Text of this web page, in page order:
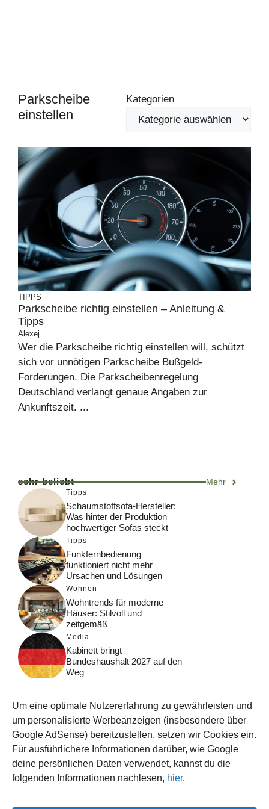
Um eine optimale Nutzererfahrung zu gewährleisten und
um personalisierte Werbeanzeigen (insbesondere über
Google AdSense) bereitzustellen, setzen wir Cookies ein.
Für ausführlichere Informationen darüber, wie Google
deine persönlichen Daten verwendet, kannst du die
folgenden Informationen nachlesen, hier.
Parkscheibe
einstellen
Kategorien
TIPPS
Parkscheibe richtig einstellen – Anleitung &
Tipps
Alexej
Wer die Parkscheibe richtig einstellen will, schützt
sich vor unnötigen Parkscheibe Bußgeld-
Forderungen. Die Parkscheibenregelung
Deutschland verlangt genaue Angaben zur
Ankunftszeit. ...
sehr beliebt Mehr
Tipps
Schaumstoffsofa-Hersteller:
Was hinter der Produktion
hochwertiger Sofas steckt
Tipps
Funkfernbedienung
funktioniert nicht mehr
Ursachen und Lösungen
Wohnen
Wohntrends für moderne
Häuser: Stilvoll und
zeitgemäß
Media
Kabinett bringt
Bundeshaushalt 2027 auf den
Weg
Funktionsweise, Prozesse
und Rankinglogik
Computer
Wieso habe ich im moment
kein Internet?